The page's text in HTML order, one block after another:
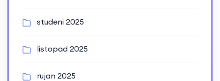
studeni 2025
listopad 2025
rujan 2025